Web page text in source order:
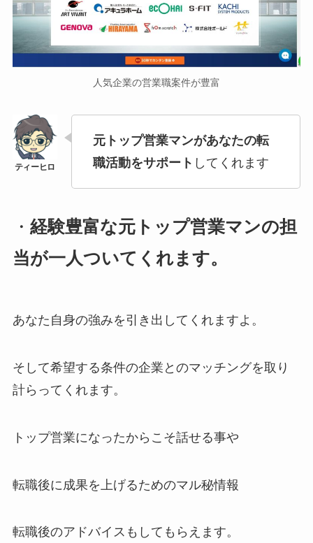
人気企業の営業職案件が豊富
元トップ営業マンがあなたの転
職活動をサポート してくれます
・ 経験豊富な元トップ営業マンの担
当が一人ついてくれます。
あなた自身の強みを引き出してくれますよ。
そして希望する条件の企業とのマッチングを取り
計らってくれます。
トップ営業になったからこそ話せる事や
転職後に成果を上げるためのマル秘情報
転職後のアドバイスもしてもらえます。